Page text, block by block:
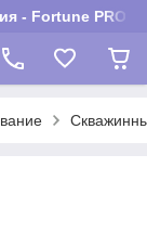
- Fortune PROM